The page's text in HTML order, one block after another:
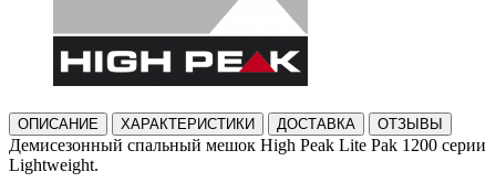
ОПИСАНИЕ ХАРАКТЕРИСТИКИ ДОСТАВКА ОТЗЫВЫ
Демисезонный спальный мешок High Peak Lite Pak 1200 серии
Lightweight.